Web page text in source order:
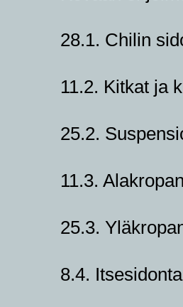
28.1. Chilin
11.2. Kitkat ja
25.2.
11.3.
25.3.
8.4. Itsesidonta